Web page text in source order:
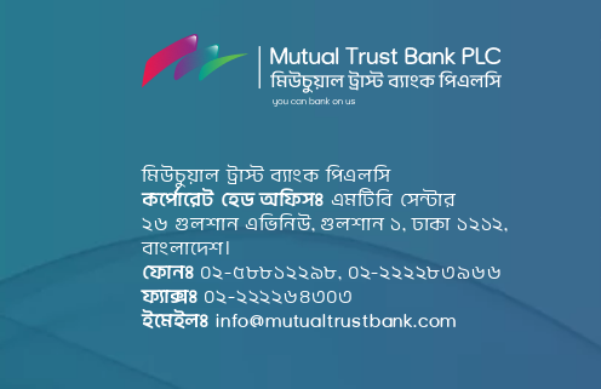
মিউচুয়াল ট্রাস্ট ব্যাংক পিএলসি
কর্পোরেট হেড অফিসঃ এমটিবি সেন্টার
২৬ গুলশান এভিনিউ, গুলশান ১, ঢাকা ১২১২,
বাংলাদেশ।
ফোনঃ ০২-৫৮৮১২২৯৮, ০২-২২২২৮৩৯৬৬
ফ্যাক্সঃ ০২-২২২২৬৪৩০৩
ইমেইলঃ info@mutualtrustbank.com